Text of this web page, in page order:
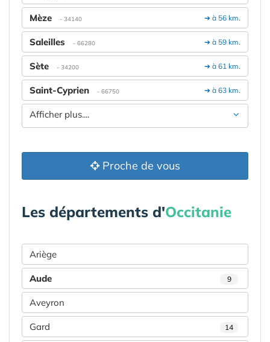
➔ à 56 km.
Mèze - 34140
➔ à 59 km.
Saleilles - 66280
➔ à 61 km.
Sète - 34200
➔ à 63 km.
Saint-Cyprien - 66750
Afficher plus....
Proche de vous
Les départements d'Occitanie
Ariège
Aude 9
Aveyron
Gard 14